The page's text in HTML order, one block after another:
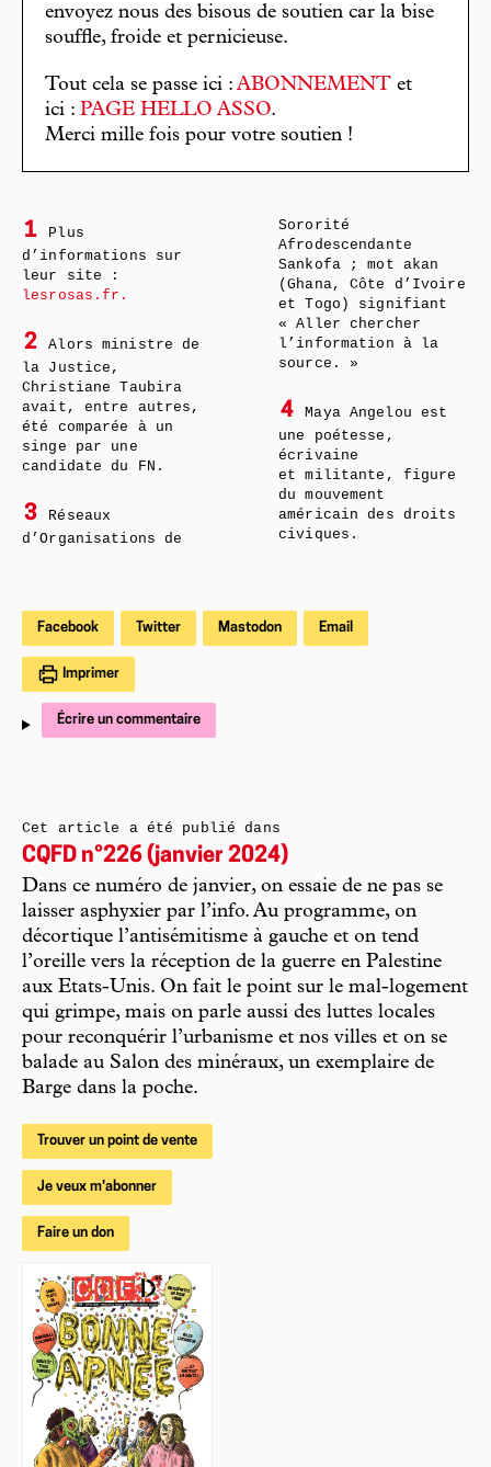
envoyez nous des bisous de soutien car la bise
souffle, froide et pernicieuse.
Tout cela se passe ici : ABONNEMENT et
ici : PAGE HELLO ASSO.
Merci mille fois pour votre soutien !
1
Plus
d’informations sur
leur site :
lesrosas.fr.
2
Alors ministre de
la Justice,
Christiane Taubira
avait, entre autres,
été comparée à un
singe par une
candidate du FN.
3
Réseaux
d’Organisations de
Sororité
Afrodescendante
Sankofa ; mot akan
(Ghana, Côte d’Ivoire
et Togo) signifiant
« Aller chercher
l’information à la
source. »
4
Maya Angelou est
une poétesse,
écrivaine
et militante, figure
du mouvement
américain des droits
civiques.
Facebook Twitter Mastodon Email
Imprimer
Écrire un commentaire
Cet article a été publié dans
CQFD n°226 (janvier 2024)
Dans ce numéro de janvier, on essaie de ne pas se
laisser asphyxier par l’info. Au programme, on
décortique l’antisémitisme à gauche et on tend
l’oreille vers la réception de la guerre en Palestine
aux Etats-Unis. On fait le point sur le mal-logement
qui grimpe, mais on parle aussi des luttes locales
pour reconquérir l’urbanisme et nos villes et on se
balade au Salon des minéraux, un exemplaire de
Barge dans la poche.
Trouver un point de vente
Je veux m'abonner
Faire un don